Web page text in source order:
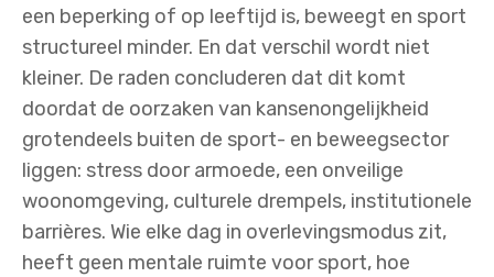
een beperking of op leeftijd is, beweegt en sport
structureel minder. En dat verschil wordt niet
kleiner. De raden concluderen dat dit komt
doordat de oorzaken van kansenongelijkheid
grotendeels buiten de sport- en beweegsector
liggen: stress door armoede, een onveilige
woonomgeving, culturele drempels, institutionele
barrières. Wie elke dag in overlevingsmodus zit,
heeft geen mentale ruimte voor sport, hoe